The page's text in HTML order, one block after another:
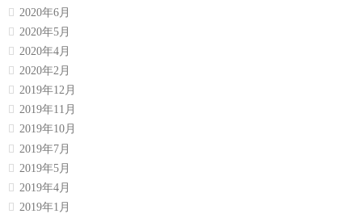
2020年6月
2020年5月
2020年4月
2020年2月
2019年12月
2019年11月
2019年10月
2019年7月
2019年5月
2019年4月
2019年1月